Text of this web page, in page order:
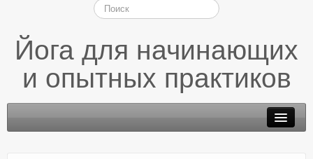
Йога для начинающих
и опытных практиков